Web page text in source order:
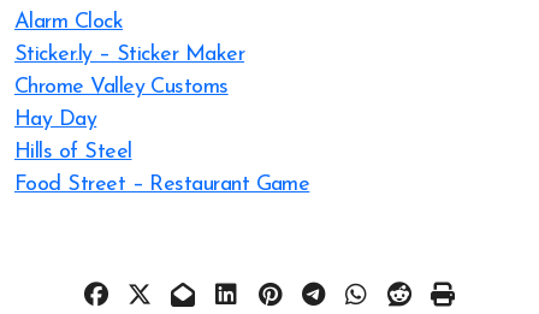
Alarm Clock
Sticker.ly – Sticker Maker
Chrome Valley Customs
Hay Day
Hills of Steel
Food Street – Restaurant Game